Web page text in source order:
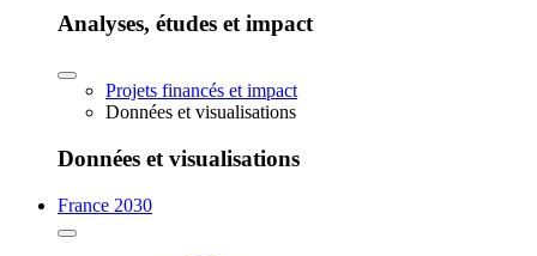
Analyses, études et impact
Projets financés et impact
Données et visualisations
Données et visualisations
France 2030